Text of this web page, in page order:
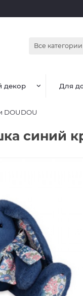
Все категории
декор Для
DOUDOU
синий